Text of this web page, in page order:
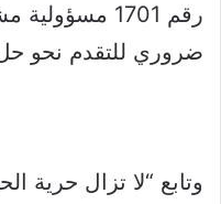
رقم 1701
ضروري للتقدم نحو
وتابع “لا تزال حرية